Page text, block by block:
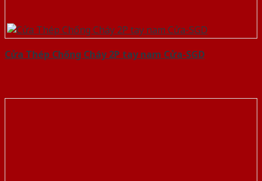
Cửa Thép Chống Cháy 2P tay nam Cửa-SGD